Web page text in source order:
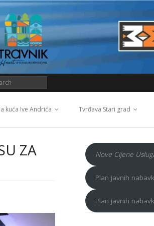
kuća Ive Andrića Tvrđava Stari grad
ZA Nove Cijene
Plan javnih
Plan javnih